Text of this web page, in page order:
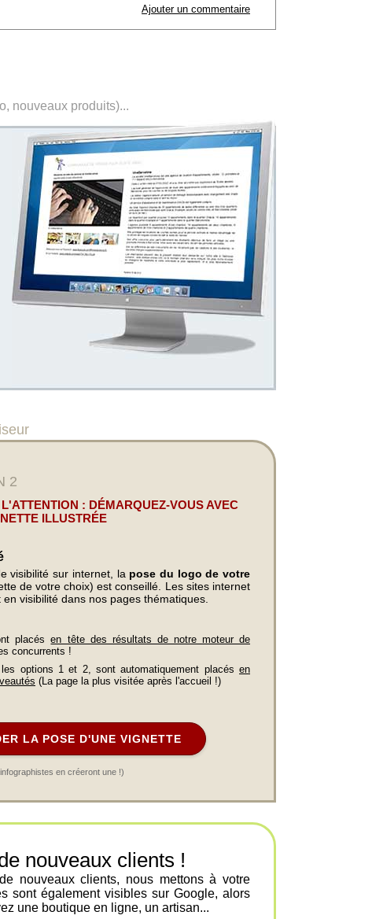
Ajouter un commentaire
nouveaux produits)...
2
: DÉMARQUEZ-VOUS AVEC
ILLUSTRÉE
visibilité sur internet, la pose du logo de votre
de votre choix) est conseillé. Les sites internet
visibilité dans nos pages thématiques.
placésen tête des résultats de notre moteur de
concurrents !
options 1 et 2, sont automatiquement placés en
(La page la plus visitée après l'accueil !)
LA POSE D'UNE VIGNETTE
en créeront une !)
nouveaux clients !
nouveaux clients, nous mettons à votre
sont également visibles sur Google, alors
une boutique en ligne, un artisan...